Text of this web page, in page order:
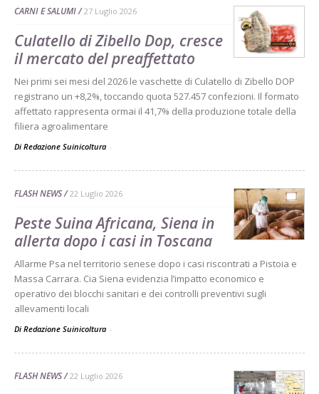
CARNI E SALUMI 27 Luglio 2026
Culatello di Zibello Dop, cresce
il mercato del preaffettato
Nei primi sei mesi del 2026 le vaschette di Culatello di Zibello DOP
registrano un +8,2%, toccando quota 527.457 confezioni. Il formato
affettato rappresenta ormai il 41,7% della produzione totale della
filiera agroalimentare
Di Redazione Suinicoltura -
FLASH NEWS 22 Luglio 2026
Peste Suina Africana, Siena in
allerta dopo i casi in Toscana
Allarme Psa nel territorio senese dopo i casi riscontrati a Pistoia e
Massa Carrara. Cia Siena evidenzia l’impatto economico e
operativo dei blocchi sanitari e dei controlli preventivi sugli
allevamenti locali
Di Redazione Suinicoltura -
FLASH NEWS 22 Luglio 2026